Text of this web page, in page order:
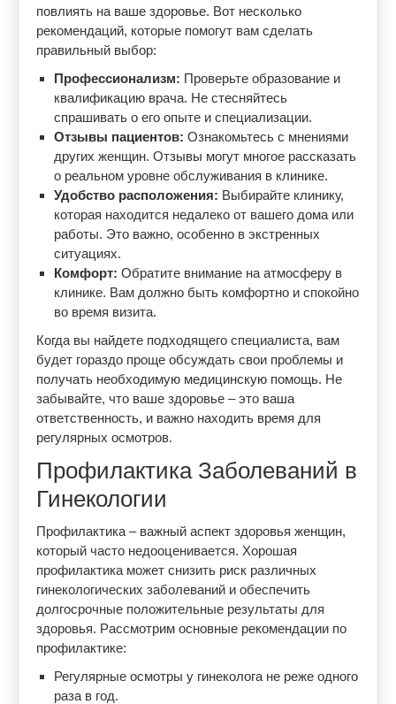
повлиять на ваше здоровье. Вот несколько
рекомендаций, которые помогут вам сделать
правильный выбор:
Профессионализм: Проверьте образование и
квалификацию врача. Не стесняйтесь
спрашивать о его опыте и специализации.
Отзывы пациентов: Ознакомьтесь с мнениями
других женщин. Отзывы могут многое рассказать
о реальном уровне обслуживания в клинике.
Удобство расположения: Выбирайте клинику,
которая находится недалеко от вашего дома или
работы. Это важно, особенно в экстренных
ситуациях.
Комфорт: Обратите внимание на атмосферу в
клинике. Вам должно быть комфортно и спокойно
во время визита.
Когда вы найдете подходящего специалиста, вам
будет гораздо проще обсуждать свои проблемы и
получать необходимую медицинскую помощь. Не
забывайте, что ваше здоровье – это ваша
ответственность, и важно находить время для
регулярных осмотров.
Профилактика Заболеваний в
Гинекологии
Профилактика – важный аспект здоровья женщин,
который часто недооценивается. Хорошая
профилактика может снизить риск различных
гинекологических заболеваний и обеспечить
долгосрочные положительные результаты для
здоровья. Рассмотрим основные рекомендации по
профилактике:
Регулярные осмотры у гинеколога не реже одного
раза в год.